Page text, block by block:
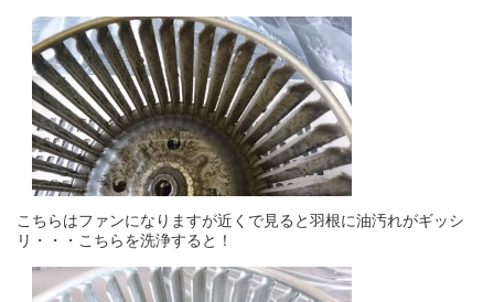
こちらはファンになりますが近くで見ると羽根に油汚れがギッシ
リ・・・こちらを洗浄すると！